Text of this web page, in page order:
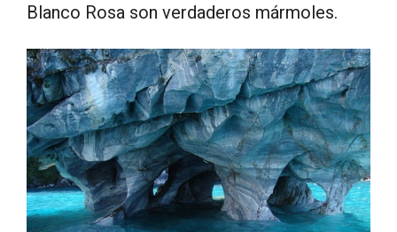
Blanco Rosa son verdaderos mármoles.